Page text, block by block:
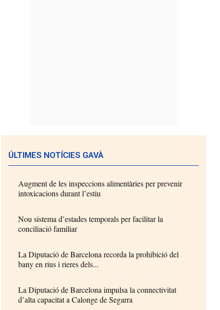
ÚLTIMES NOTÍCIES GAVÀ
Augment de les inspeccions alimentàries per prevenir
intoxicacions durant l’estiu
Nou sistema d’estades temporals per facilitar la
conciliació familiar
La Diputació de Barcelona recorda la prohibició del
bany en rius i rieres dels...
La Diputació de Barcelona impulsa la connectivitat
d’alta capacitat a Calonge de Segarra